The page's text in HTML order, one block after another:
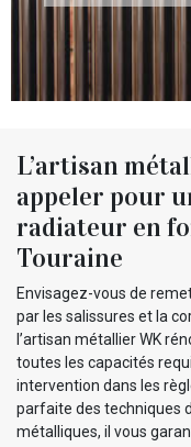
L’artisan
appeler pour
radiateur en
Touraine
Envisagez-vous de
par les salissures et la
l’artisan métallier WK
toutes les capacités
intervention dans les
parfaite des techniques
métalliques, il vous